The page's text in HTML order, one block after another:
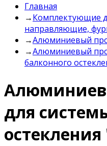
Главная
→Комплектующие
направляющие,
→Алюминиевый
→Алюминиевый
балконного
для